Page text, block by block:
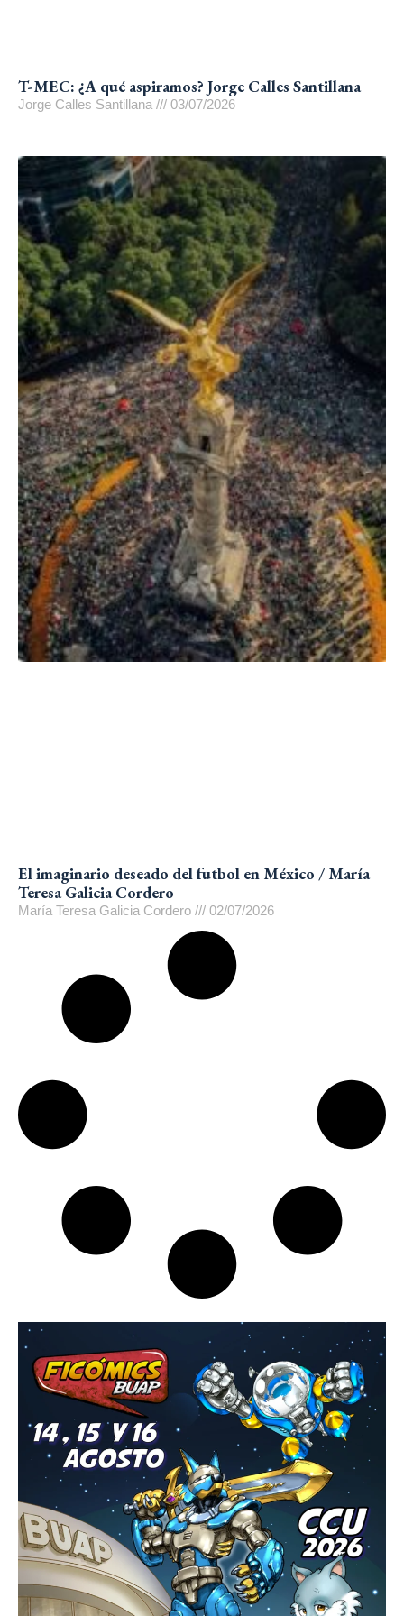
T-MEC: ¿A qué aspiramos? Jorge Calles Santillana
Jorge Calles Santillana 03/07/2026
El imaginario deseado del futbol en México / María
Teresa Galicia Cordero
María Teresa Galicia Cordero 02/07/2026